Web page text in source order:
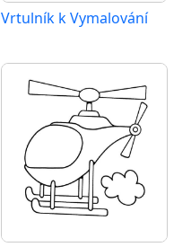
Vrtulník k Vymalování